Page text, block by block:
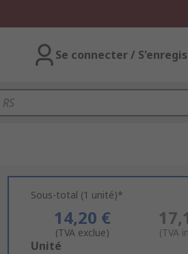
Se connecter /
Sous-total (1 unité)*
14,20 €
(TVA exclue) (TVA
Add
Unité